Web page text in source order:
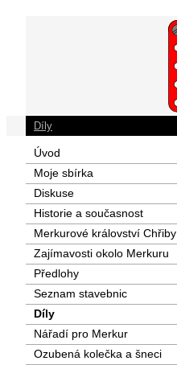
Díly
Úvod
Moje sbírka
Diskuse
Historie a současnost
Merkurové království Chřiby
Zajímavosti okolo Merkuru
Předlohy
Seznam stavebnic
Díly
Nářadí pro Merkur
Ozubená kolečka a šneci